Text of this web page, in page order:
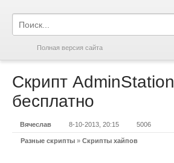
Полная версия сайта
Скрипт AdminStation
бесплатно
Вячеслав 8-10-2013, 20:15 5006
Разные скрипты » Скрипты хайпов